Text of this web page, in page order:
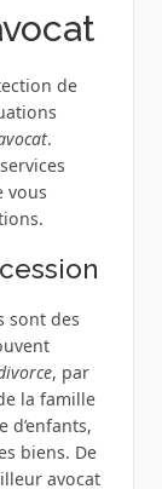
de
.
vous
sont des
, par
la famille
d’enfants,
biens. De
avocat